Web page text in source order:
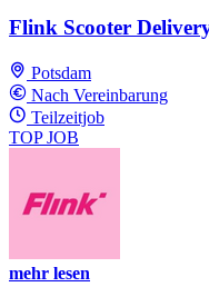
Flink Scooter
Potsdam
Nach Vereinbarung
Teilzeitjob
TOP JOB
mehr lesen